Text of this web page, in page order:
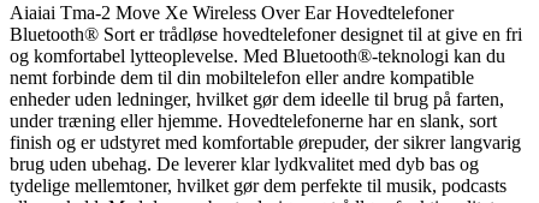
Aiaiai Tma-2 Move Xe Wireless Over Ear Hovedtelefoner
Bluetooth® Sort er trådløse hovedtelefoner designet til at give en fri
og komfortabel lytteoplevelse. Med Bluetooth®-teknologi kan du
nemt forbinde dem til din mobiltelefon eller andre kompatible
enheder uden ledninger, hvilket gør dem ideelle til brug på farten,
under træning eller hjemme. Hovedtelefonerne har en slank, sort
finish og er udstyret med komfortable ørepuder, der sikrer langvarig
brug uden ubehag. De leverer klar lydkvalitet med dyb bas og
tydelige mellemtoner, hvilket gør dem perfekte til musik, podcasts